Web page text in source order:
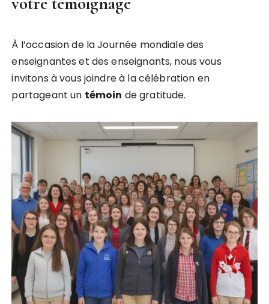
À l’occasion de la Journée mondiale des
enseignantes et des enseignants, nous vous
invitons à vous joindre à la célébration en
partageant un témoin de gratitude.